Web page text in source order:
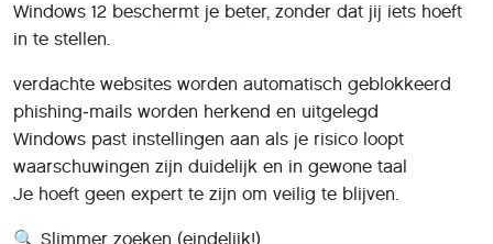
Windows 12 beschermt je beter, zonder dat jij iets hoeft
in te stellen.
verdachte websites worden automatisch geblokkeerd
phishing‑mails worden herkend en uitgelegd
Windows past instellingen aan als je risico loopt
waarschuwingen zijn duidelijk en in gewone taal
Je hoeft geen expert te zijn om veilig te blijven.
🔍 Slimmer zoeken (eindelijk!)